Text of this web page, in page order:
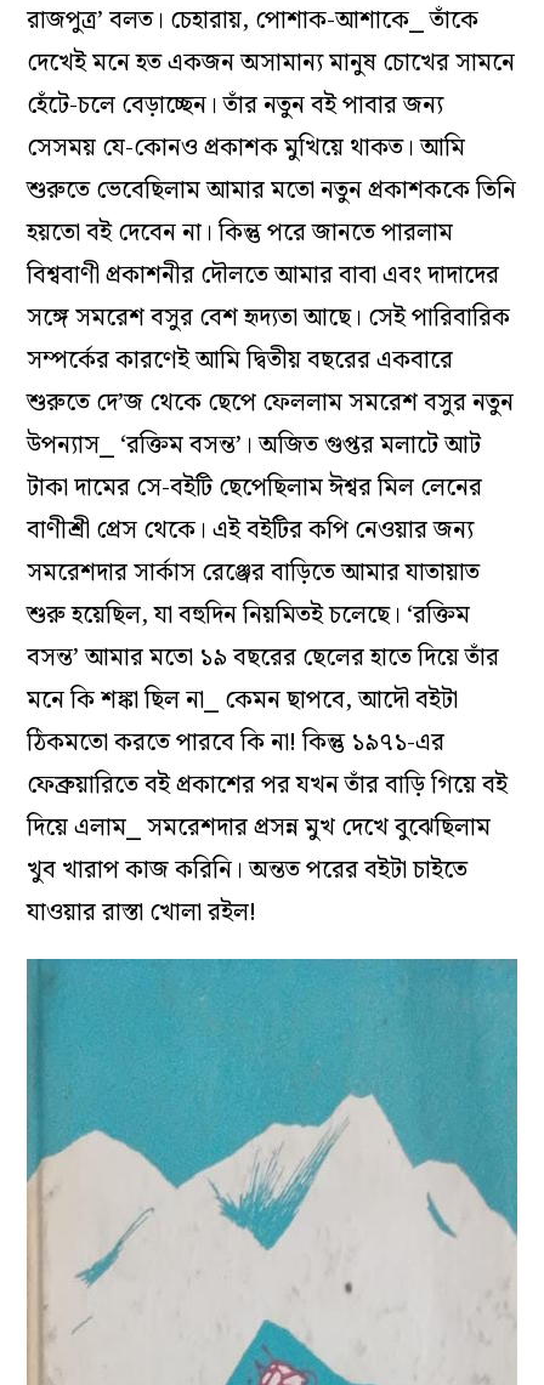
রাজপুত্র’ বলত। চেহারায়, পোশাক-আশাকে⎯ তাঁকে
দেখেই মনে হত একজন অসামান্য মানুষ চোখের সামনে
হেঁটে-চলে বেড়াচ্ছেন। তাঁর নতুন বই পাবার জন্য
সেসময় যে-কোনও প্রকাশক মুখিয়ে থাকত। আমি
শুরুতে ভেবেছিলাম আমার মতো নতুন প্রকাশককে তিনি
হয়তো বই দেবেন না। কিন্তু পরে জানতে পারলাম
বিশ্ববাণী প্রকাশনীর দৌলতে আমার বাবা এবং দাদাদের
সঙ্গে সমরেশ বসুর বেশ হৃদ্যতা আছে। সেই পারিবারিক
সম্পর্কের কারণেই আমি দ্বিতীয় বছরের একবারে
শুরুতে দে’জ থেকে ছেপে ফেললাম সমরেশ বসুর নতুন
উপন্যাস⎯ ‘রক্তিম বসন্ত’। অজিত গুপ্তর মলাটে আট
টাকা দামের সে-বইটি ছেপেছিলাম ঈশ্বর মিল লেনের
বাণীশ্রী প্রেস থেকে। এই বইটির কপি নেওয়ার জন্য
সমরেশদার সার্কাস রেঞ্জের বাড়িতে আমার যাতায়াত
শুরু হয়েছিল, যা বহুদিন নিয়মিতই চলেছে। ‘রক্তিম
বসন্ত’ আমার মতো ১৯ বছরের ছেলের হাতে দিয়ে তাঁর
মনে কি শঙ্কা ছিল না⎯ কেমন ছাপবে, আদৌ বইটা
ঠিকমতো করতে পারবে কি না! কিন্তু ১৯৭১-এর
ফেব্রুয়ারিতে বই প্রকাশের পর যখন তাঁর বাড়ি গিয়ে বই
দিয়ে এলাম⎯ সমরেশদার প্রসন্ন মুখ দেখে বুঝেছিলাম
খুব খারাপ কাজ করিনি। অন্তত পরের বইটা চাইতে
যাওয়ার রাস্তা খোলা রইল!